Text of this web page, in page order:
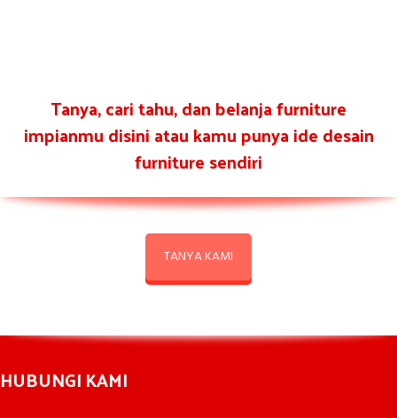
Tanya, cari tahu, dan belanja furniture
impianmu disini atau kamu punya ide desain
furniture sendiri
TANYA KAMI
HUBUNGI KAMI